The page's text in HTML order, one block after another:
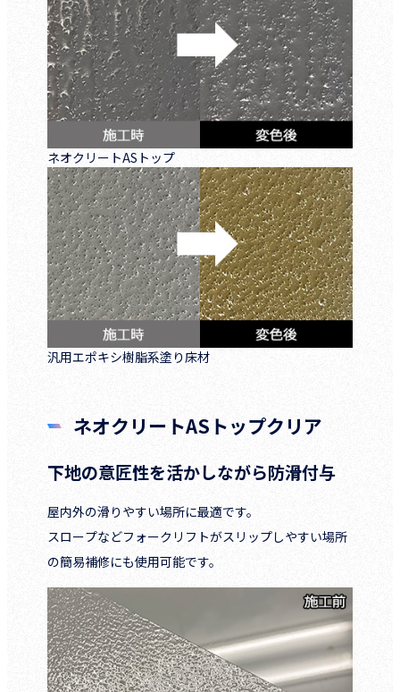
ネオクリートASトップ
汎用エポキシ樹脂系塗り床材
ネオクリートASトップクリア
下地の意匠性を活かしながら防滑付与
屋内外の滑りやすい場所に最適です。
スロープなどフォークリフトがスリップしやすい場所
の簡易補修にも使用可能です。